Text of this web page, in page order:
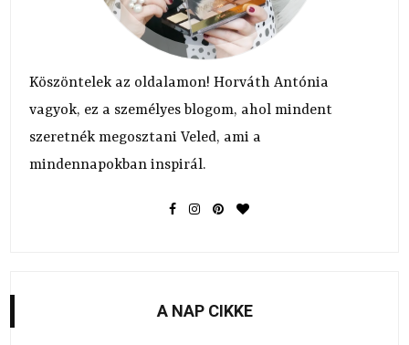
Köszöntelek az oldalamon! Horváth Antónia
vagyok, ez a személyes blogom, ahol mindent
szeretnék megosztani Veled, ami a
mindennapokban inspirál.
A NAP CIKKE